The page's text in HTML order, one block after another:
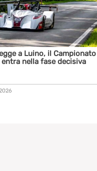
a Luino, il
nella fase decisiva